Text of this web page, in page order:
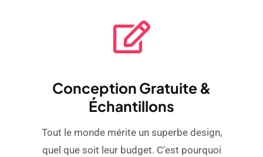
Conception Gratuite &
Échantillons
Tout le monde mérite un superbe design,
quel que soit leur budget. C'est pourquoi